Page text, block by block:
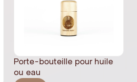
Porte-bouteille pour huile
ou eau